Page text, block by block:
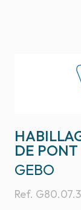
DE
Ref.
GEBO